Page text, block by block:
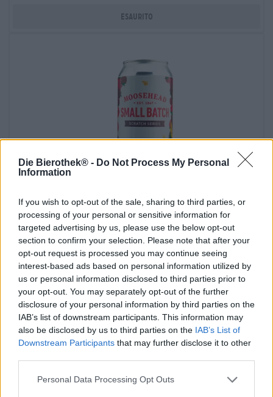
Die Bierothek® - Do Not Process My Personal
Information
If you wish to opt-out of the sale, sharing to third parties, or
processing of your personal or sensitive information for
targeted advertising by us, please use the below opt-out
section to confirm your selection. Please note that after your
opt-out request is processed you may continue seeing
interest-based ads based on personal information utilized by
us or personal information disclosed to third parties prior to
your opt-out. You may separately opt-out of the further
disclosure of your personal information by third parties on the
IAB’s list of downstream participants. This information may
also be disclosed by us to third parties on the IAB’s List of
Downstream Participants that may further disclose it to other
Personal Data Processing Opt Outs
Esaurito
Altri stili | Birra multicereali | Birre alla frutta, alle erbe e alle spezie
small batch raspberry wheat ale
Moosehead Breweries
€ 3,99
EINWEG
0,47 L POTERE - € 8,49 / LTR
Esaurito